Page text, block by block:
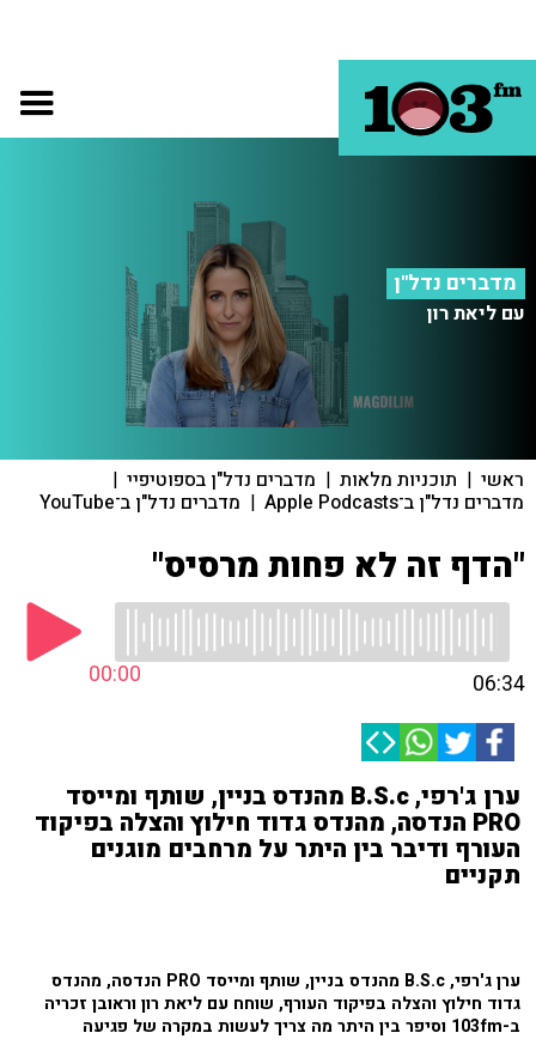
מדברים נדל"ן
עם ליאת רון
ראשי | תוכניות מלאות | מדברים נדל"ן בספוטיפיי |
מדברים נדל"ן ב־Apple Podcasts | מדברים נדל"ן ב־YouTube
"הדף זה לא פחות מרסיס"
00:00 06:34
ערן ג'רפי, B.S.c מהנדס בניין, שותף ומייסד
PRO הנדסה, מהנדס גדוד חילוץ והצלה בפיקוד
העורף ודיבר בין היתר על מרחבים מוגנים
תקניים
ערן ג'רפי, B.S.c מהנדס בניין, שותף ומייסד PRO הנדסה, מהנדס
גדוד חילוץ והצלה בפיקוד העורף, שוחח עם ליאת רון וראובן זכריה
ב-103fm וסיפר בין היתר מה צריך לעשות במקרה של פגיעה